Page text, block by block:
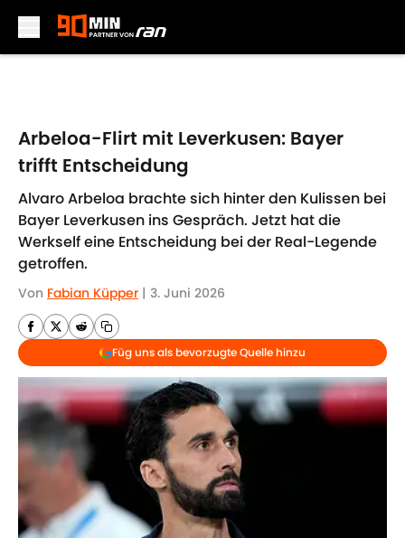
Arbeloa-Flirt mit Leverkusen: Bayer
trifft Entscheidung
Alvaro Arbeloa brachte sich hinter den Kulissen bei
Bayer Leverkusen ins Gespräch. Jetzt hat die
Werkself eine Entscheidung bei der Real-Legende
getroffen.
Von Fabian Küpper | 3. Juni 2026
Füg uns als bevorzugte Quelle hinzu